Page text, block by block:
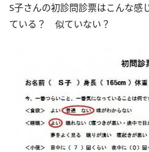
S子さんの初診問診票はこんな感
ている？ 似ていない？